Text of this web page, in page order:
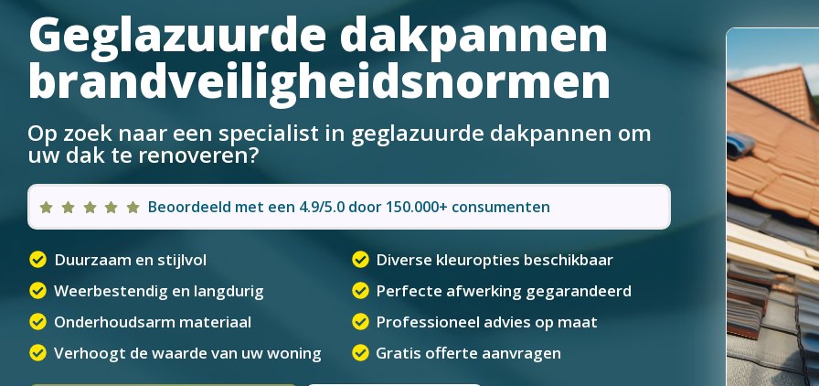
Geglazuurde dakpannen
brandveiligheidsnormen
Op zoek naar een specialist in geglazuurde dakpannen om
uw dak te renoveren?
Beoordeeld met een 4.9/5.0 door 150.000+ consumenten
Duurzaam en stijlvol
Weerbestendig en langdurig
Onderhoudsarm materiaal
Verhoogt de waarde van uw woning
Diverse kleuropties beschikbaar
Perfecte afwerking gegarandeerd
Professioneel advies op maat
Gratis offerte aanvragen